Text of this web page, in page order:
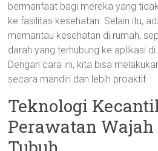
bermanfaat bagi mereka yang
ke fasilitas kesehatan. Selain itu,
memantau kesehatan di rumah,
darah yang terhubung ke aplikasi
Dengan cara ini, kita bisa
secara mandiri dan lebih proaktif.
Teknologi
Perawatan